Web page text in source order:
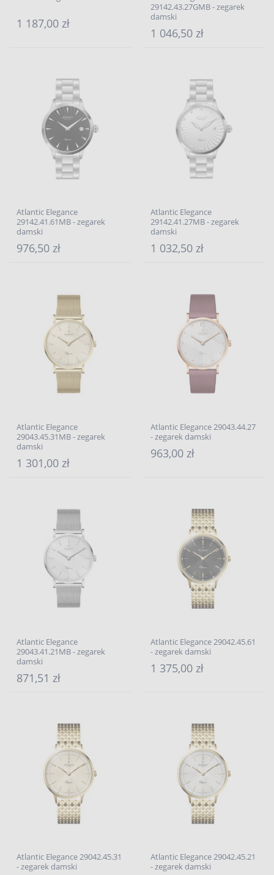
1 187,00 zł
29142.43.27GMB - zegarek
damski
1 046,50 zł
Atlantic Elegance
29142.41.61MB - zegarek
damski
976,50 zł
Atlantic Elegance
29142.41.27MB - zegarek
damski
1 032,50 zł
Atlantic Elegance
29043.45.31MB - zegarek
damski
1 301,00 zł
Atlantic Elegance 29043.44.27
- zegarek damski
963,00 zł
Atlantic Elegance
29043.41.21MB - zegarek
damski
871,51 zł
Atlantic Elegance 29042.45.61
- zegarek damski
1 375,00 zł
Atlantic Elegance 29042.45.31
- zegarek damski
Atlantic Elegance 29042.45.21
- zegarek damski